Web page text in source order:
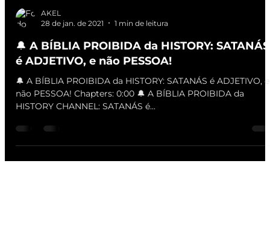
AKEL
28 de jan. de 2021
1 min de leitura
🔔 A BÍBLIA PROIBIDA da HISTORY: SATANÁS
é ADJETIVO, e não PESSOA!
🔔 A BÍBLIA PROIBIDA da HISTORY: SATANÁS é ADJETIVO, e
não PESSOA! Chapters: 0:00​ 🔔 A BÍBLIA PROIBIDA da
HISTORY CHANNEL: SATANÁS é...